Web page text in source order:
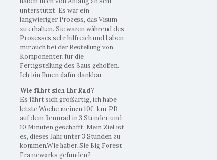
unterstützt. Es war ein
langwieriger Prozess, das Visum
zu erhalten. Sie waren während des
Prozesses sehr hilfreich und haben
mir auch bei der Bestellung von
Komponenten für die
Fertigstellung des Baus geholfen.
Ich bin Ihnen dafür dankbar
Wie fährt sich Ihr Rad?
Es fährt sich großartig, ich habe
letzte Woche meinen 100-km-PB
auf dem Rennrad in 3 Stunden und
10 Minuten geschafft. Mein Ziel ist
es, dieses Jahr unter 3 Stunden zu
kommen.Wie haben Sie Big Forest
Frameworks gefunden?